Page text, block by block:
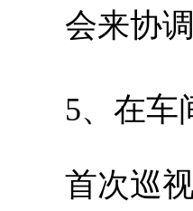
会来协
5、在车
首次巡